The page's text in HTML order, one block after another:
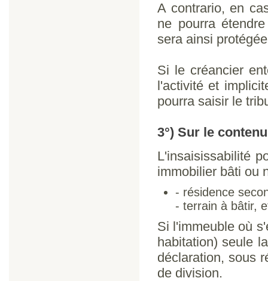
A contrario, en
ne pourra
sera ainsi
Si le créancier
l'activité et
pourra saisir le
3°) Sur le
L'insaisissabilité
immobilier bâti ou
- résidence
- terrain à bâtir,
Si l'immeuble où
habitation) seule
déclaration, sous
de division.